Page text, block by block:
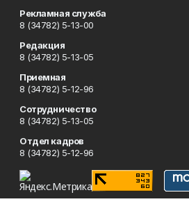
Рекламная служба
8 (34782) 5-13-00
Редакция
8 (34782) 5-13-05
Приемная
8 (34782) 5-12-96
Сотрудничество
8 (34782) 5-13-05
Отдел кадров
8 (34782) 5-12-96